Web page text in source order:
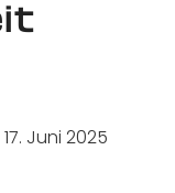
17. Juni 2025